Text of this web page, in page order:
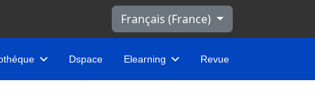
Sélectionnez votre langue
Français (France)
Dspace Elearning Revue